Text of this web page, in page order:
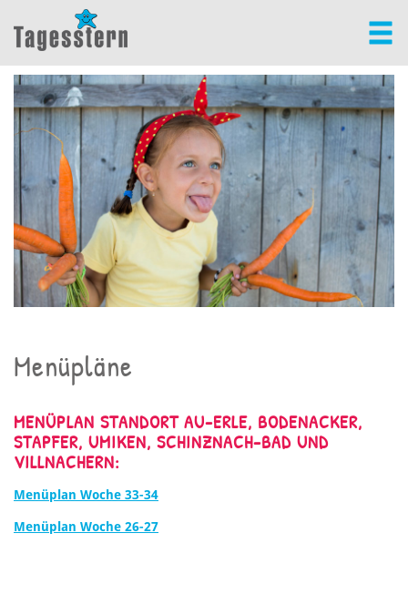
Menüpläne
MENÜPLAN STANDORT AU-ERLE, BODENACKER,
STAPFER, UMIKEN, SCHINZNACH-BAD UND
VILLNACHERN:
Menüplan Woche 33-34
Menüplan Woche 26-27